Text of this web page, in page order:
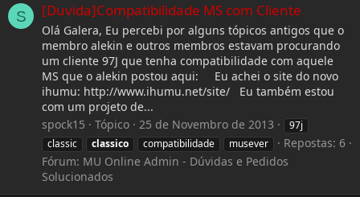
S [Duvida]Compatibilidade MS com Cliente
Olá Galera, Eu percebi por alguns tópicos antigos que o
membro alekin e outros membros estavam procurando
um cliente 97J que tenha compatibilidade com aquele
MS que o alekin postou aqui: Eu achei o site do novo
ihumu: http://www.ihumu.net/site/ Eu também estou
com um projeto de...
spock15
Tópico 25 de Novembro de 2013
97j
classic
classico compatibilidade musever
Repostas: 6
Fórum: MU Online Admin - Dúvidas e Pedidos
Solucionados